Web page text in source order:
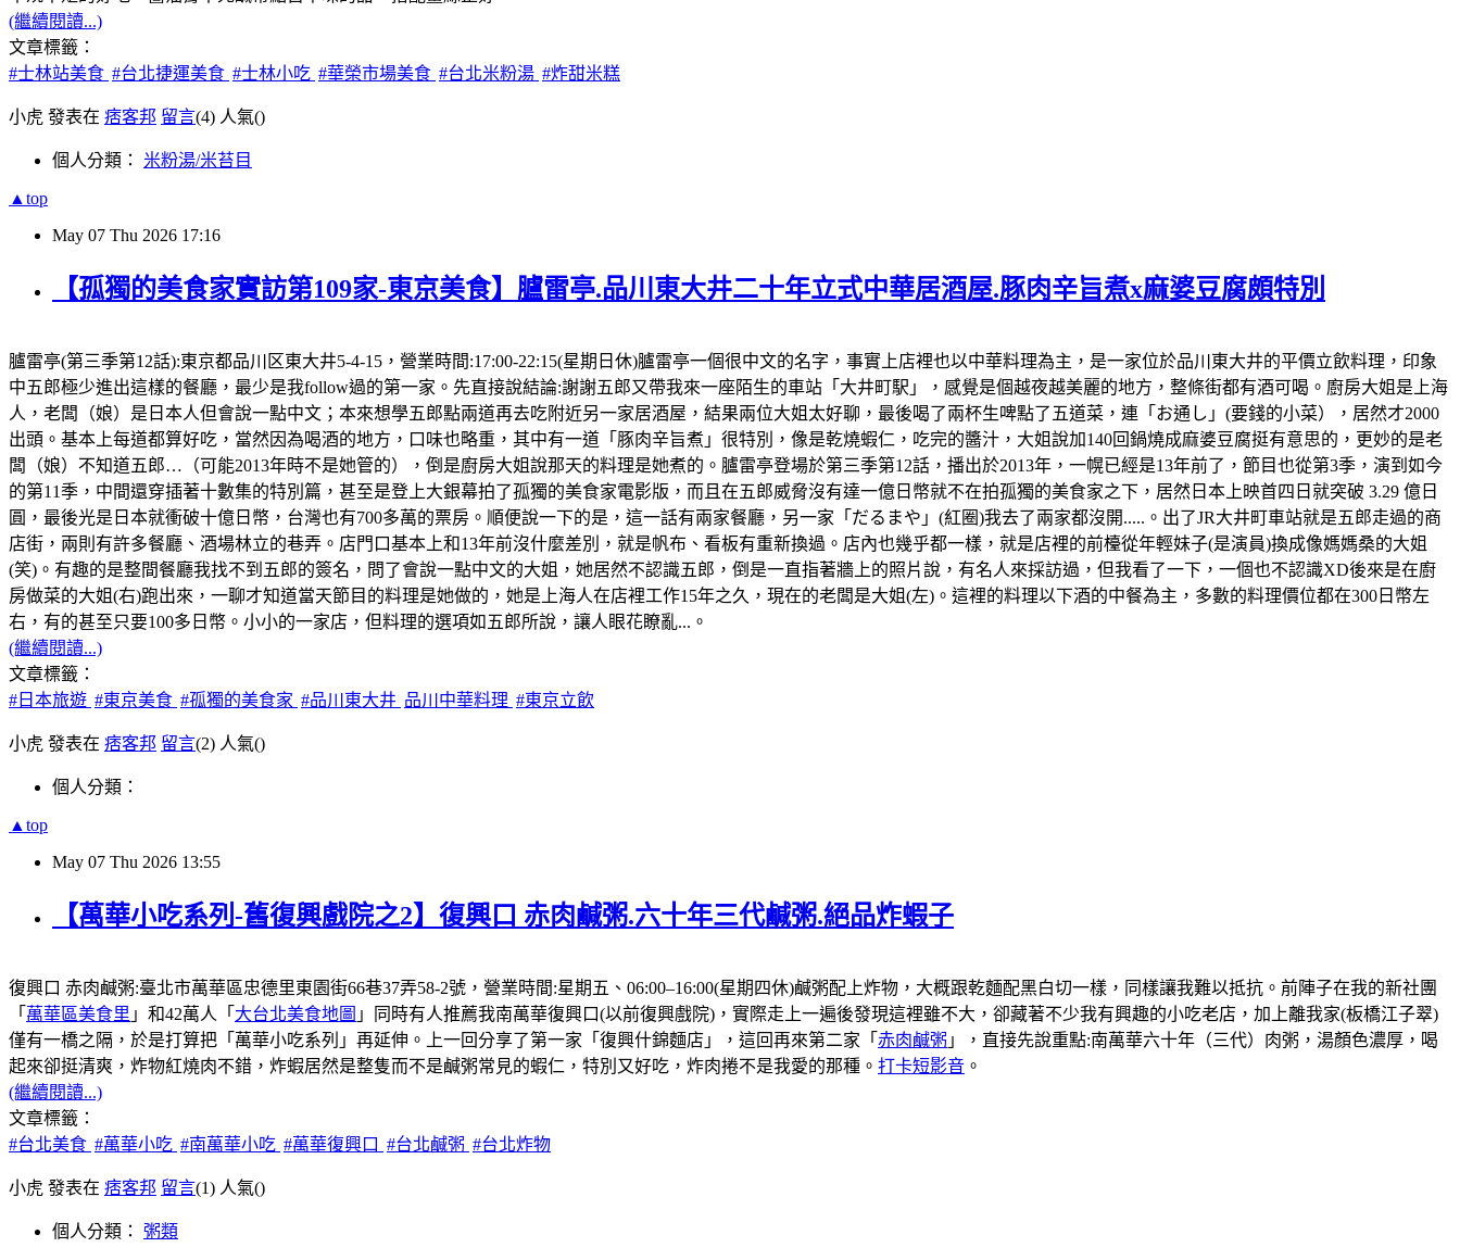
(繼續閱讀...)
文章標籤：
#士林站美食 #台北捷運美食 #士林小吃 #華榮市場美食 #台北米粉湯 #炸甜米糕
小虎 發表在 痞客邦 留言(4) 人氣()
個人分類： 米粉湯/米苔目
▲top
May 07 Thu 2026 17:16
【孤獨的美食家實訪第109家-東京美食】臚雷亭.品川東大井二十年立式中華居酒屋.豚肉辛旨煮x麻婆豆腐頗特別
臚雷亭(第三季第12話):東京都品川区東大井5-4-15，營業時間:17:00-22:15(星期日休)臚雷亭一個很中文的名字，事實上店裡也以中華料理為主，是一家位於品川東大井的平價立飲料理，印象
中五郎極少進出這樣的餐廳，最少是我follow過的第一家。先直接說結論:謝謝五郎又帶我來一座陌生的車站「大井町駅」，感覺是個越夜越美麗的地方，整條街都有酒可喝。廚房大姐是上海
人，老闆（娘）是日本人但會說一點中文；本來想學五郎點兩道再去吃附近另一家居酒屋，結果兩位大姐太好聊，最後喝了兩杯生啤點了五道菜，連「お通し」(要錢的小菜），居然才2000
出頭。基本上每道都算好吃，當然因為喝酒的地方，口味也略重，其中有一道「豚肉辛旨煮」很特別，像是乾燒蝦仁，吃完的醬汁，大姐說加140回鍋燒成麻婆豆腐挺有意思的，更妙的是老
闆（娘）不知道五郎…（可能2013年時不是她管的），倒是廚房大姐說那天的料理是她煮的。臚雷亭登場於第三季第12話，播出於2013年，一幌已經是13年前了，節目也從第3季，演到如今
的第11季，中間還穿插著十數集的特別篇，甚至是登上大銀幕拍了孤獨的美食家電影版，而且在五郎威脅沒有達一億日幣就不在拍孤獨的美食家之下，居然日本上映首四日就突破 3.29 億日
圓，最後光是日本就衝破十億日幣，台灣也有700多萬的票房。順便說一下的是，這一話有兩家餐廳，另一家「だるまや」(紅圈)我去了兩家都沒開.....。出了JR大井町車站就是五郎走過的商
店街，兩則有許多餐廳、酒場林立的巷弄。店門口基本上和13年前沒什麼差別，就是帆布、看板有重新換過。店內也幾乎都一樣，就是店裡的前檯從年輕妹子(是演員)換成像媽媽桑的大姐
(笑)。有趣的是整間餐廳我找不到五郎的簽名，問了會說一點中文的大姐，她居然不認識五郎，倒是一直指著牆上的照片說，有名人來採訪過，但我看了一下，一個也不認識XD後來是在廚
房做菜的大姐(右)跑出來，一聊才知道當天節目的料理是她做的，她是上海人在店裡工作15年之久，現在的老闆是大姐(左)。這裡的料理以下酒的中餐為主，多數的料理價位都在300日幣左
右，有的甚至只要100多日幣。小小的一家店，但料理的選項如五郎所說，讓人眼花瞭亂...。
(繼續閱讀...)
文章標籤：
#日本旅遊 #東京美食 #孤獨的美食家 #品川東大井 品川中華料理 #東京立飲
小虎 發表在 痞客邦 留言(2) 人氣()
個人分類：
▲top
May 07 Thu 2026 13:55
【萬華小吃系列-舊復興戲院之2】復興口 赤肉鹹粥.六十年三代鹹粥.絕品炸蝦子
復興口 赤肉鹹粥:臺北市萬華區忠德里東園街66巷37弄58-2號，營業時間:星期五、06:00–16:00(星期四休)鹹粥配上炸物，大概跟乾麵配黑白切一樣，同樣讓我難以抵抗。前陣子在我的新社團
「 萬華區美食里 」和42萬人「 大台北美食地圖 」同時有人推薦我南萬華復興口(以前復興戲院)，實際走上一遍後發現這裡雖不大，卻藏著不少我有興趣的小吃老店，加上離我家(板橋江子翠)
僅有一橋之隔，於是打算把「萬華小吃系列」再延伸。上一回分享了第一家「復興什錦麵店」，這回再來第二家「 赤肉鹹粥 」，直接先說重點:南萬華六十年（三代）肉粥，湯顏色濃厚，喝
起來卻挺清爽，炸物紅燒肉不錯，炸蝦居然是整隻而不是鹹粥常見的蝦仁，特別又好吃，炸肉捲不是我愛的那種。 打卡短影音 。
(繼續閱讀...)
文章標籤：
#台北美食 #萬華小吃 #南萬華小吃 #萬華復興口 #台北鹹粥 #台北炸物
小虎 發表在 痞客邦 留言(1) 人氣()
個人分類： 粥類